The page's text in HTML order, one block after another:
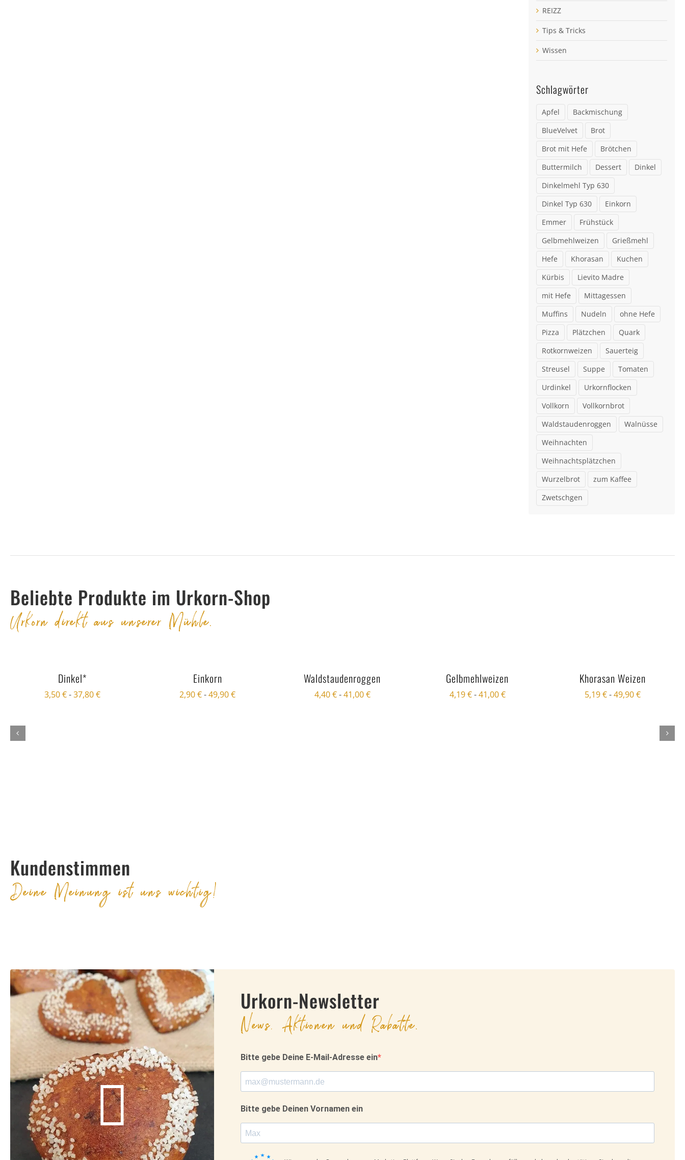
REIZZ
Tips & Tricks
Wissen
Schlagwörter
Apfel
Backmischung
BlueVelvet
Brot
Brot mit Hefe
Brötchen
Buttermilch
Dessert
Dinkel
Dinkelmehl Typ 630
Dinkel Typ 630
Einkorn
Emmer
Frühstück
Gelbmehlweizen
Grießmehl
Hefe
Khorasan
Kuchen
Kürbis
Lievito Madre
mit Hefe
Mittagessen
Muffins
Nudeln
ohne Hefe
Pizza
Plätzchen
Quark
Rotkornweizen
Sauerteig
Streusel
Suppe
Tomaten
Urdinkel
Urkornflocken
Vollkorn
Vollkornbrot
Waldstaudenroggen
Walnüsse
Weihnachten
Weihnachtsplätzchen
Wurzelbrot
zum Kaffee
Zwetschgen
Beliebte Produkte im Urkorn-Shop
Urkorn direkt aus unserer Mühle.
Dinkel*
3,50€-37,80€
Einkorn
2,90€-49,90€
Waldstaudenroggen
4,40€-41,00€
Gelbmehlweizen
4,19€-41,00€
Khorasan Weizen
5,19€-49,90€
Kundenstimmen
Deine Meinung ist uns wichtig!
Urkorn-Newsletter
News, Aktionen und Rabatte.
Bitte gebe Deine E-Mail-Adresse ein
Bitte gebe Deinen Vornamen ein